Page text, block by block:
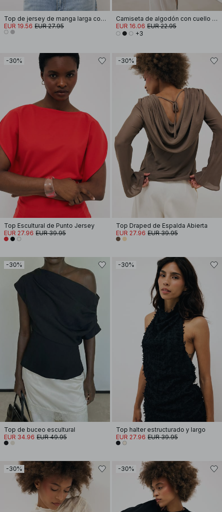
Top de jersey de manga larga con dobladillo redondeado
EUR 19.56 EUR 27.95
Camiseta de algodón con cuello de embudo
EUR 16.06 EUR 22.95
+3
-30%
Top Escultural de Punto Jersey
EUR 27.96 EUR 39.95
-30%
Top Draped de Espalda Abierta
EUR 27.96 EUR 39.95
-30%
Top de buceo escultural
EUR 34.96 EUR 49.95
-30%
Top halter estructurado y largo
EUR 27.96 EUR 39.95
-30% -30%